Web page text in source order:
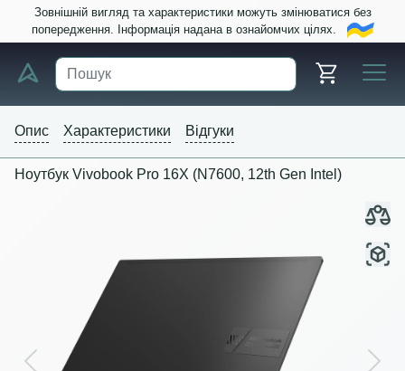
Зовнішній вигляд та характеристики можуть змінюватися без
попередження. Інформація надана в ознайомчих цілях.
Опис Характеристики Відгуки
Ноутбук Vivobook Pro 16X (N7600, 12th Gen Intel)